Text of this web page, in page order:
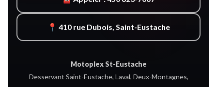
📍 410 rue Dubois, Saint-Eustache
Motoplex St-Eustache
Desservant Saint-Eustache, Laval, Deux-Montagnes,